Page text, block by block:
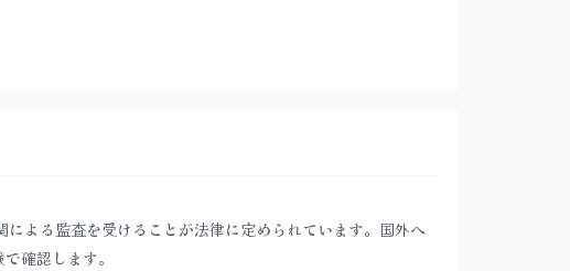
よる監査を受けることが法律に定められています。国外へ
確認します。